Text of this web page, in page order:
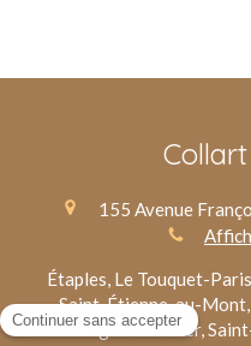
155 Avenue
Étaples, Le Touquet-
Saint-Étienne-au-
Boulogne-sur-Mer,